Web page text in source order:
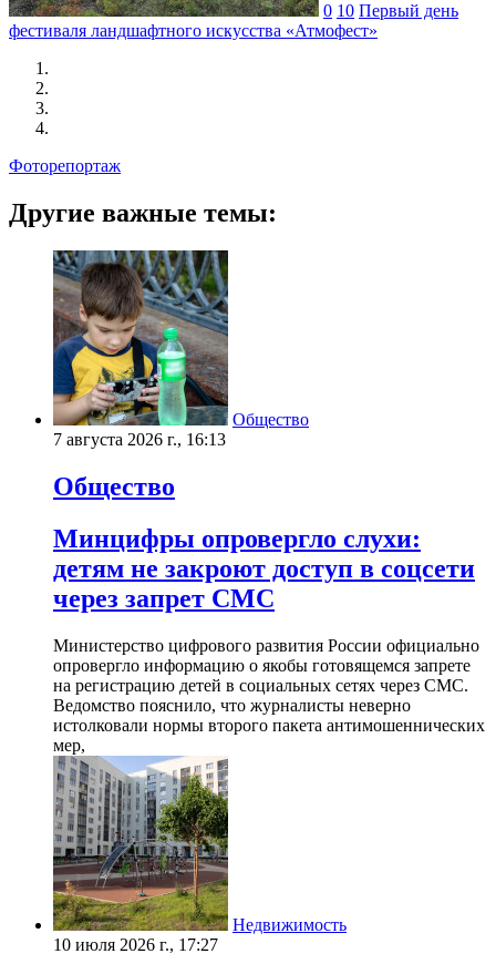
0 10 Первый день
фестиваля ландшафтного искусства «Атмофест»
Фоторепортаж
Другие важные темы:
Общество
7 августа 2026 г., 16:13
Общество
Минцифры опровергло слухи:
детям не закроют доступ в соцсети
через запрет СМС
Министерство цифрового развития России официально
опровергло информацию о якобы готовящемся запрете
на регистрацию детей в социальных сетях через СМС.
Ведомство пояснило, что журналисты неверно
истолковали нормы второго пакета антимошеннических
мер,
Недвижимость
10 июля 2026 г., 17:27